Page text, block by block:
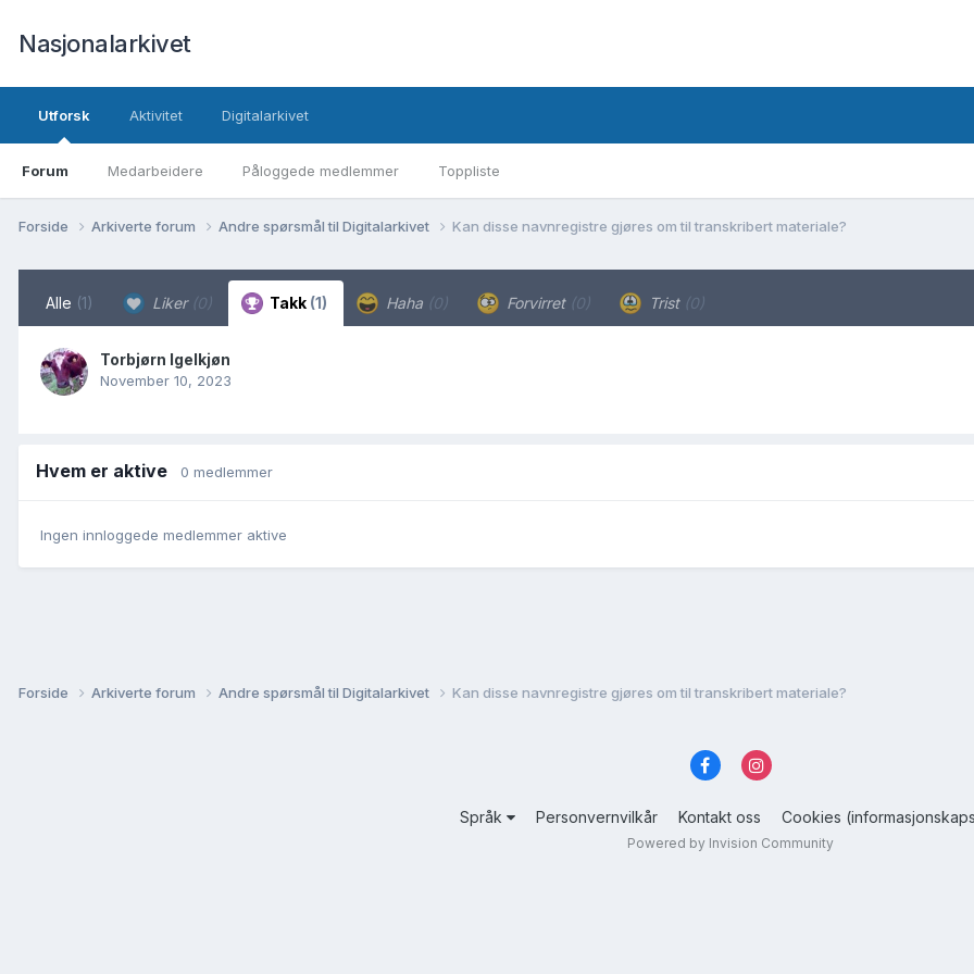
Nasjonalarkivet
Utforsk
Forum Medarbeidere Påloggede medlemmer Toppliste
Aktivitet Digitalarkivet
Forside Arkiverte forum Andre spørsmål til Digitalarkivet Kan disse navnregistre gjøres om til transkribert materiale?
Alle (1) Liker (0) Takk (1) Haha (0) Forvirret (0) Trist (0)
Torbjørn Igelkjøn
November 10, 2023
Hvem er aktive 0 medlemmer
Ingen innloggede medlemmer aktive
Forside Arkiverte forum Andre spørsmål til Digitalarkivet Kan disse navnregistre gjøres om til transkribert materiale?
Språk Personvernvilkår Kontakt oss Cookies
Powered by Invision Community